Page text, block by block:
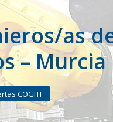
as
– Murcia
COGITI